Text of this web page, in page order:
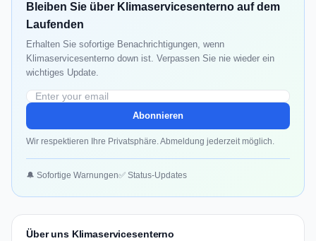
Bleiben Sie über Klimaservicesenterno auf dem
Laufenden
Erhalten Sie sofortige Benachrichtigungen, wenn
Klimaservicesenterno down ist. Verpassen Sie nie wieder ein
wichtiges Update.
Abonnieren
Wir respektieren Ihre Privatsphäre. Abmeldung jederzeit möglich.
🔔 Sofortige Warnungen✅ Status-Updates
Über uns Klimaservicesenterno